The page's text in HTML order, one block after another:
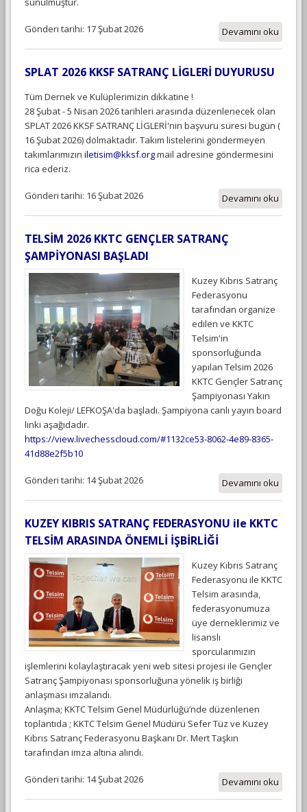
Devamını oku
Gönderi tarihi: 17 Şubat 2026
SPLAT 2026 KKSF SATRANÇ LİGLERİ DUYURUSU
Tüm Dernek ve Kulüplerimizin dikkatine !
28 Şubat - 5 Nisan 2026 tarihleri arasında düzenlenecek olan
SPLAT 2026 KKSF SATRANÇ LİGLERİ'nin başvuru süresi bugün (
16 Şubat 2026) dolmaktadır. Takım listelerini göndermeyen
takımlarımızın iletisim@kksf.orgmail adresine göndermesini
rica ederiz.
Devamını oku
Gönderi tarihi: 16 Şubat 2026
TELSİM 2026 KKTC GENÇLER SATRANÇ
ŞAMPİYONASI BAŞLADI
Kuzey Kıbrıs Satranç
Federasyonu
tarafından organize
edilen ve KKTC
Telsim'in
sponsorluğunda
yapılan Telsim 2026
KKTC Gençler Satranç
Şampiyonası Yakın
Doğu Koleji/ LEFKOŞA'da başladı. Şampiyona canlı yayın board
linki aşağıdadır.
https://view.livechesscloud.com/#1132ce53-8062-4e89-8365-
41d88e2f5b10
Devamını oku
Gönderi tarihi: 14 Şubat 2026
KUZEY KIBRIS SATRANÇ FEDERASYONU ile KKTC
TELSİM ARASINDA ÖNEMLİ İŞBİRLİĞİ
Kuzey Kıbrıs Satranç
Federasyonu ile KKTC
Telsim arasında,
federasyonumuza
üye derneklerimiz ve
lisanslı
sporcularımızın
işlemlerini kolaylaştıracak yeni web sitesi projesi ile Gençler
Satranç Şampiyonası sponsorluğuna yönelik iş birliği
anlaşması imzalandı.
Anlaşma; KKTC Telsim Genel Müdürlüğü’nde düzenlenen
toplantıda ; KKTC Telsim Genel Müdürü Sefer Tüz ve Kuzey
Kıbrıs Satranç Federasyonu Başkanı Dr. Mert Taşkın
tarafından imza altına alındı.
Devamını oku
Gönderi tarihi: 14 Şubat 2026